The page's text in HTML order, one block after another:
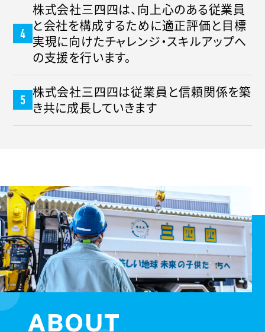
株式会社三四四は、向上心のある従業員
と会社を構成するために適正評価と目標
実現に向けたチャレンジ・スキルアップへ
の支援を行います。
株式会社三四四は従業員と信頼関係を築
き共に成長していきます
ABOUT